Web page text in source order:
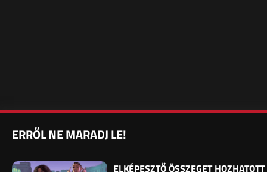
ERRŐL NE MARADJ LE!
ELKÉPESZTŐ ÖSSZEGET HOZHATOTT